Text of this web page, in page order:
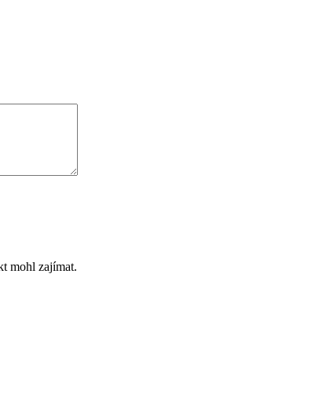
mohl zajímat.